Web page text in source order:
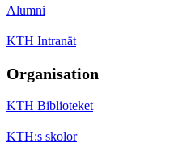
Alumni
KTH Intranät
Organisation
KTH Biblioteket
KTH:s skolor